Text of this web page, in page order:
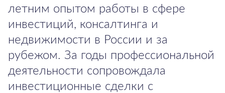
летним опытом работы в сфере
инвестиций, консалтинга и
недвижимости в России и за
рубежом. За годы профессиональной
деятельности сопровождала
инвестиционные сделки с